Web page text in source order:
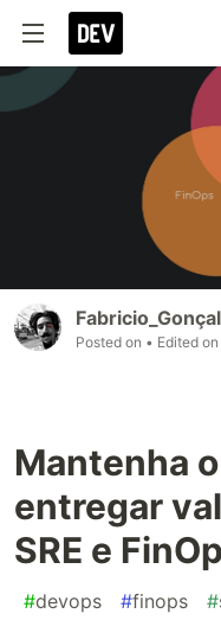
Posted on • Edited on
Mantenha
entregar
SRE e
#devops #finops #